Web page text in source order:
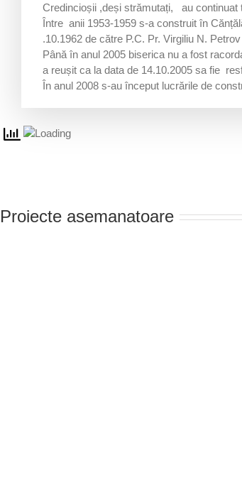
Credincioșii ,deși strămutați, au continuat
Între anii 1953-1959 s-a construit în
.10.1962 de către P.C. Pr. Virgiliu N.
Până în anul 2005 biserica nu a fost
a reușit ca la data de 14.10.2005 sa fie
În anul 2008 s-au început lucrările de
Proiecte asemanatoare